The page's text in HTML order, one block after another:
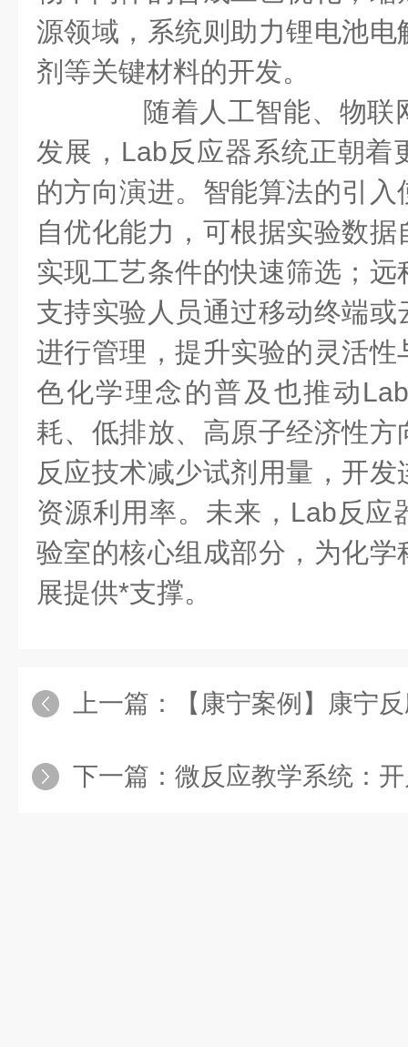
源领域，系统则助力锂电池
剂等关键材料的开发。
随着人工智能、物联
发展，Lab反应器系统正朝着
的方向演进。智能算法的引
自优化能力，可根据实验数
实现工艺条件的快速筛选；
支持实验人员通过移动终端
进行管理，提升实验的灵活
色化学理念的普及也推动
耗、低排放、高原子经济性
反应技术减少试剂用量，开
资源利用率。未来，Lab反应
验室的核心组成部分，为化
展提供*支撑。
上一篇： 【康宁案例】康宁反应器如何实
下一篇： 微反应教学系统：开启